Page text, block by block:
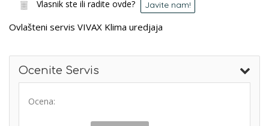
Vlasnik ste ili radite ovde? Javite nam!
Ovlašteni servis VIVAX Klima uredjaja
Ocenite Servis
Ocena: